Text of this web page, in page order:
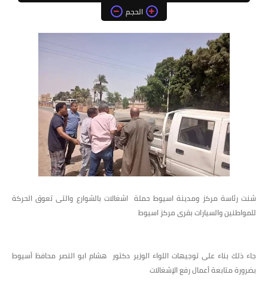
الحجم
شنت رئاسة مركز ومدينة اسيوط حملة اشغالات بالشوارع والتى تعوق الحركة
للمواطنين والسيارات بقرى مركز اسيوط
جاء ذلك بناء على توجيهات اللواء الوزير دكتور هشام ابو النصر محافظ أسيوط
بضرورة متابعة أعمال رفع الإشغالات